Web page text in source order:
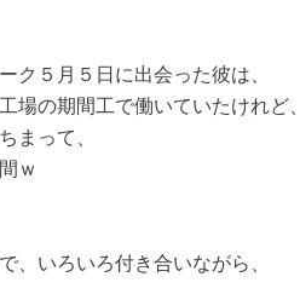
ク５月５日に出会った彼は、
場の期間工で働いていたけれど、
まって、
ｗ
、いろいろ付き合いながら、